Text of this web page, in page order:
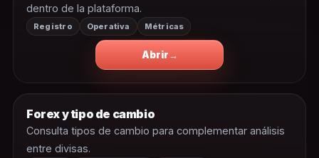
dentro de la plataforma.
Registro Operativa Métricas
Abrir
Forex y tipo de cambio
Consulta tipos de cambio para complementar análisis
entre divisas.